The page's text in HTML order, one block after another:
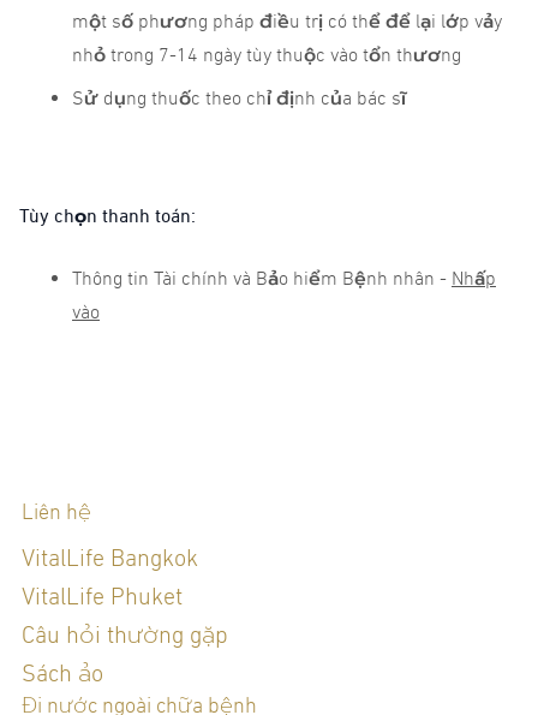
một số phương pháp điều trị có thể để lại lớp vảy
nhỏ trong 7-14 ngày tùy thuộc vào tổn thương
Sử dụng thuốc theo chỉ định của bác sĩ
Tùy chọn thanh toán:
Thông tin Tài chính và Bảo hiểm Bệnh nhân - Nhấp
vào
Liên hệ
VitalLife Bangkok
VitalLife Phuket
Câu hỏi thường gặp
Sách ảo
Đi nước ngoài chữa bệnh